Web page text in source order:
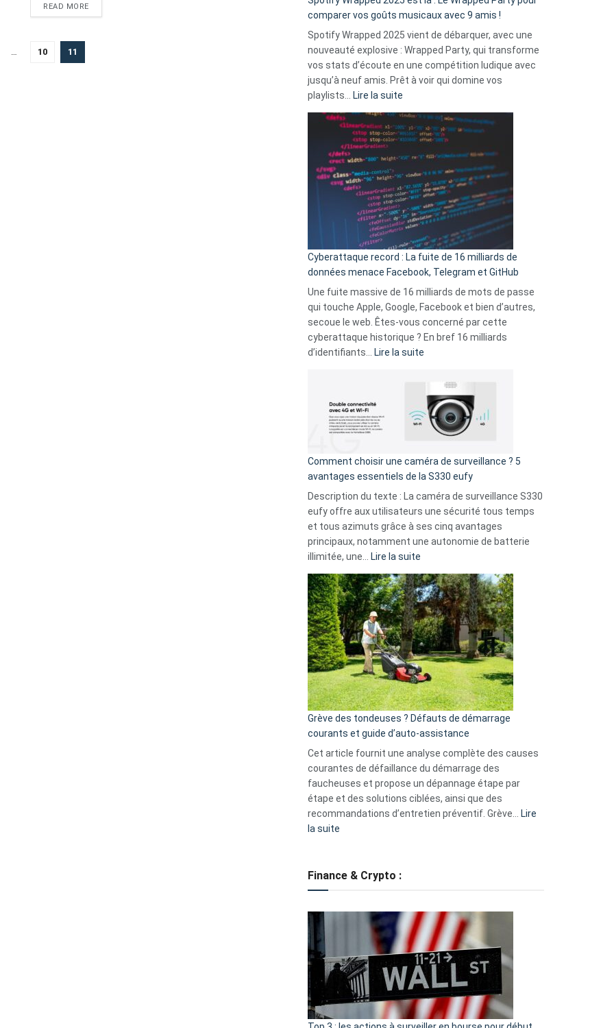
READ MOREDETAILS
… 10 11
Solly
change
la
vie
sans-
abri
en
3
secondes
comparer vos goûts musicaux avec 9 amis !
Spotify Wrapped 2025 vient de débarquer, avec une
nouveauté explosive : Wrapped Party, qui transforme
vos stats d’écoute en une compétition ludique avec
jusqu’à neuf amis. Prêt à voir qui domine vos
playlists…
Lire la suite
Wrapped
2025
est
:
Le
Wrapped
Party
pour
comparer
vos
goûts
musicaux
avec
9
amis
Cyberattaque record : La fuite de 16 milliards de
données menace Facebook, Telegram et GitHub
Une fuite massive de 16 milliards de mots de passe
qui touche Apple, Google, Facebook et bien d’autres,
secoue le web. Êtes-vous concerné par cette
cyberattaque historique ? En bref 16 milliards
d’identifiants…
Lire la suite
record
La
fuite
16
milliards
données
menace
Facebook,
Telegram
GitHub
Comment choisir une caméra de surveillance ? 5
avantages essentiels de la S330 eufy
Description du texte : La caméra de surveillance S330
eufy offre aux utilisateurs une sécurité tous temps
et tous azimuts grâce à ses cinq avantages
principaux, notamment une autonomie de batterie
illimitée, une…
Lire la suite
choisir
une
caméra
de
surveillance
?
5
avantages
essentiels
de
la
S330
eufy
Grève des tondeuses ? Défauts de démarrage
courants et guide d’auto-assistance
Cet article fournit une analyse complète des causes
courantes de défaillance du démarrage des
faucheuses et propose un dépannage étape par
étape et des solutions ciblées, ainsi que des
recommandations d’entretien préventif. Grève…
Lire
la suite
tondeuses
démarrage
courants
et
guide
d’auto-
assistance
Finance & Crypto :